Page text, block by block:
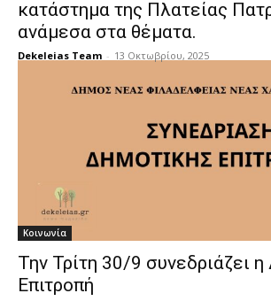
κατάστημα της Πλατείας
ανάμεσα στα θέματα.
Dekeleias Team - 13 Οκτωβρίου, 2025
Κοινωνία
Την Τρίτη 30/9 συνεδριάζει η
Επιτροπή